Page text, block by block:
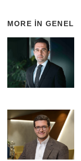
MORE IN GENEL